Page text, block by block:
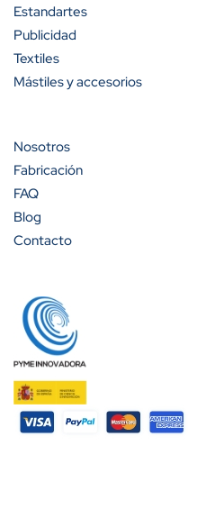
A partir de 100 unidades
Estandartes
Publicidad
Textiles
Mástiles y accesorios
Nosotros
Fabricación
FAQ
Blog
Contacto